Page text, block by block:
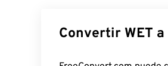
Convertir WET